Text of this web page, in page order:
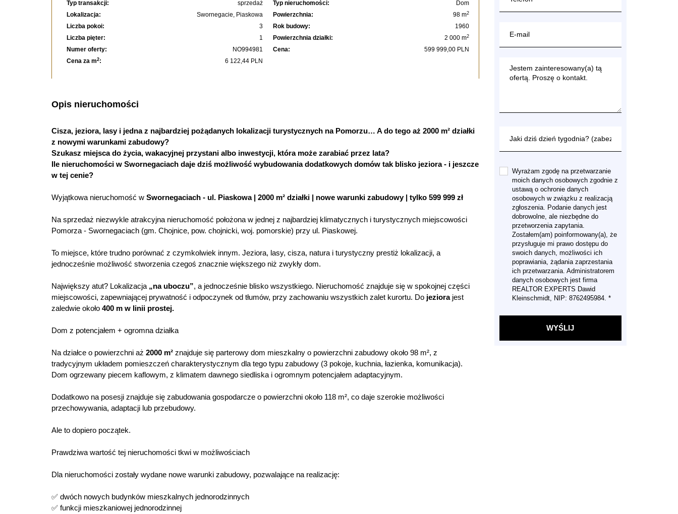
Typ transakcji: sprzedaż Typ nieruchomości:
Dom
Lokalizacja:
Swornegacie, Piaskowa Powierzchnia: 98 m2
Liczba pokoi: 3 Rok budowy:
1960
Liczba pięter:
1 Powierzchnia działki: 2 000 m2
Numer oferty: NO994981 Cena:
599 999,00 PLN
Cena za m2: 6 122,44 PLN
Opis nieruchomości
Cisza, jeziora, lasy i jedna z najbardziej pożądanych lokalizacji turystycznych na Pomorzu… A do tego aż 2000 m² działki
z nowymi warunkami zabudowy?
Szukasz miejsca do życia, wakacyjnej przystani albo inwestycji, która może zarabiać przez lata?
Ile nieruchomości w Swornegaciach daje dziś możliwość wybudowania dodatkowych domów tak blisko jeziora - i jeszcze
w tej cenie?
Wyjątkowa nieruchomość w Swornegaciach - ul. Piaskowa | 2000 m² działki | nowe warunki zabudowy | tylko 599 999 zł
Na sprzedaż niezwykle atrakcyjna nieruchomość położona w jednej z najbardziej klimatycznych i turystycznych miejscowości
Pomorza - Swornegaciach (gm. Chojnice, pow. chojnicki, woj. pomorskie) przy ul. Piaskowej.
To miejsce, które trudno porównać z czymkolwiek innym. Jeziora, lasy, cisza, natura i turystyczny prestiż lokalizacji, a
jednocześnie możliwość stworzenia czegoś znacznie większego niż zwykły dom.
Największy atut? Lokalizacja „na uboczu”, a jednocześnie blisko wszystkiego. Nieruchomość znajduje się w spokojnej części
miejscowości, zapewniającej prywatność i odpoczynek od tłumów, przy zachowaniu wszystkich zalet kurortu. Do jeziorajest
zaledwie około 400 m w linii prostej.
Dom z potencjałem + ogromna działka
Na działce o powierzchni aż 2000 m² znajduje się parterowy dom mieszkalny o powierzchni zabudowy około 98 m², z
tradycyjnym układem pomieszczeń charakterystycznym dla tego typu zabudowy (3 pokoje, kuchnia, łazienka, komunikacja).
Dom ogrzewany piecem kaflowym, z klimatem dawnego siedliska i ogromnym potencjałem adaptacyjnym.
Dodatkowo na posesji znajduje się zabudowania gospodarcze o powierzchni około 118 m², co daje szerokie możliwości
przechowywania, adaptacji lub przebudowy.
Ale to dopiero początek.
Prawdziwa wartość tej nieruchomości tkwi w możliwościach
Dla nieruchomości zostały wydane nowe warunki zabudowy, pozwalające na realizację:
✅ dwóch nowych budynków mieszkalnych jednorodzinnych
✅ funkcji mieszkaniowej jednorodzinnej
Wyrażam zgodę na przetwarzanie
moich danych osobowych zgodnie z
ustawą o ochronie danych
osobowych w związku z realizacją
zgłoszenia. Podanie danych jest
dobrowolne, ale niezbędne do
przetworzenia zapytania.
Zostałem(am) poinformowany(a), że
przysługuje mi prawo dostępu do
swoich danych, możliwości ich
poprawiania, żądania zaprzestania
ich przetwarzania. Administratorem
danych osobowych jest firma
REALTOR EXPERTS Dawid
Kleinschmidt, NIP: 8762495984. *